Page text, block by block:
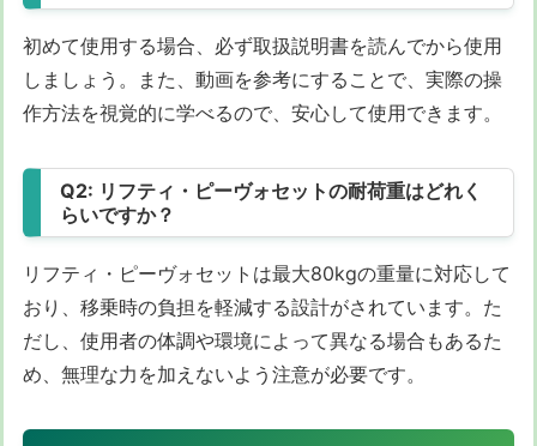
初めて使用する場合、必ず取扱説明書を読んでから使用
しましょう。また、動画を参考にすることで、実際の操
作方法を視覚的に学べるので、安心して使用できます。
Q2: リフティ・ピーヴォセットの耐荷重はどれく
らいですか？
リフティ・ピーヴォセットは最大80kgの重量に対応して
おり、移乗時の負担を軽減する設計がされています。た
だし、使用者の体調や環境によって異なる場合もあるた
め、無理な力を加えないよう注意が必要です。